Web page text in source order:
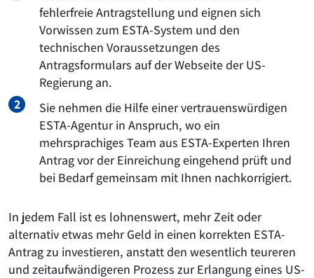
fehlerfreie Antragstellung und eignen sich
Vorwissen zum ESTA-System und den
technischen Voraussetzungen des
Antragsformulars auf der Webseite der US-
Regierung an.
Sie nehmen die Hilfe einer vertrauenswürdigen
ESTA-Agentur in Anspruch, wo ein
mehrsprachiges Team aus ESTA-Experten Ihren
Antrag vor der Einreichung eingehend prüft und
bei Bedarf gemeinsam mit Ihnen nachkorrigiert.
In jedem Fall ist es lohnenswert, mehr Zeit oder
alternativ etwas mehr Geld in einen korrekten ESTA-
Antrag zu investieren, anstatt den wesentlich teureren
und zeitaufwändigeren Prozess zur Erlangung eines US-